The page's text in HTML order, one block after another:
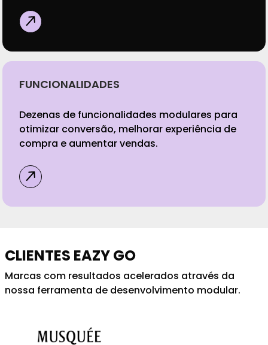
FUNCIONALIDADES
Dezenas de funcionalidades modulares para
otimizar conversão, melhorar experiência de
compra e aumentar vendas.
CLIENTES EAZY GO
Marcas com resultados acelerados através da
nossa ferramenta de desenvolvimento modular.